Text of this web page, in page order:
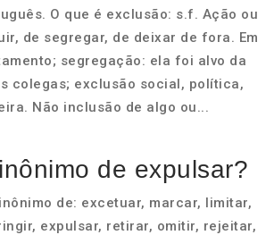
O que é exclusão: s.f. Ação ou
de segregar, de deixar de fora. Em
segregação: ela foi alvo da
colegas; exclusão social, política,
Não inclusão de algo ou...
de expulsar?
de: excetuar, marcar, limitar,
expulsar, retirar, omitir, rejeitar,